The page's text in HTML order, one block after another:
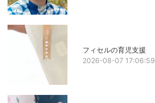
フィセルの育児支援
2026-08-07 17:06:59